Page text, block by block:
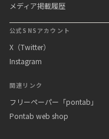
メディア掲載履歴
公式SNSアカウント
X（Twitter）
Instagram
関連リンク
フリーペーパー「pontab」
Pontab web shop